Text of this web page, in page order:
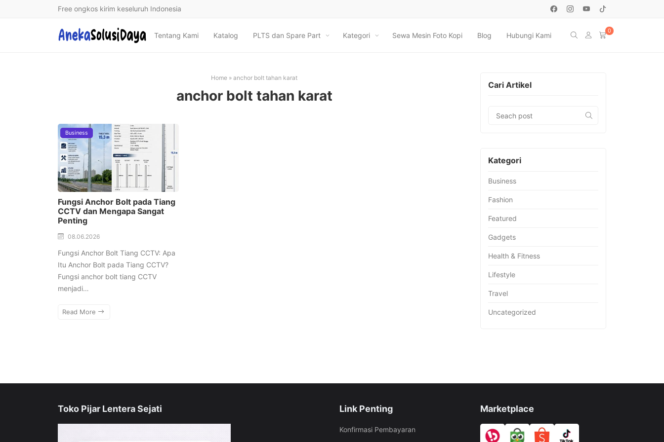
Free ongkos kirim keseluruh Indonesia
Tentang Kami Katalog PLTS dan Spare Part Kategori Sewa Mesin Foto Kopi Blog Hubungi Kami
0
Home » anchor bolt tahan karat
anchor bolt tahan karat
Business
Fungsi Anchor Bolt pada Tiang
CCTV dan Mengapa Sangat
Penting
08.06.2026
Fungsi Anchor Bolt Tiang CCTV: Apa
Itu Anchor Bolt pada Tiang CCTV?
Fungsi anchor bolt tiang CCTV
menjadi…
Read More
Cari Artikel
Kategori
Business
Fashion
Featured
Gadgets
Health & Fitness
Lifestyle
Travel
Uncategorized
Toko Pijar Lentera Sejati Link Penting
Konfirmasi Pembayaran
Marketplace